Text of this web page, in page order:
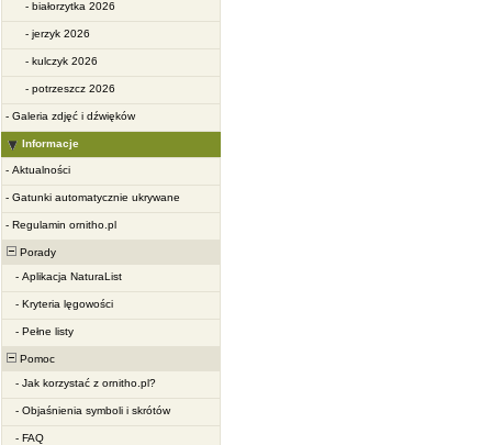
- białorzytka 2026
- jerzyk 2026
- kulczyk 2026
- potrzeszcz 2026
- Galeria zdjęć i dźwięków
Informacje
- Aktualności
- Gatunki automatycznie ukrywane
- Regulamin ornitho.pl
Porady
- Aplikacja NaturaList
- Kryteria lęgowości
- Pełne listy
Pomoc
- Jak korzystać z ornitho.pl?
- Objaśnienia symboli i skrótów
- FAQ